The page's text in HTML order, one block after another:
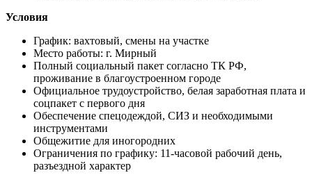
Условия
График: вахтовый, смены на участке
Место работы: г. Мирный
Полный социальный пакет согласно ТК РФ,
проживание в благоустроенном городе
Официальное трудоустройство, белая заработная плата и
соцпакет с первого дня
Обеспечение спецодеждой, СИЗ и необходимыми
инструментами
Общежитие для иногородних
Ограничения по графику: 11-часовой рабочий день,
разъездной характер